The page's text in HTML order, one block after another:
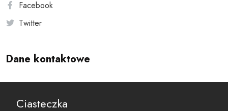
Facebook
Twitter
Dane kontaktowe
reset@resetobywatelski.pl
Ciasteczka